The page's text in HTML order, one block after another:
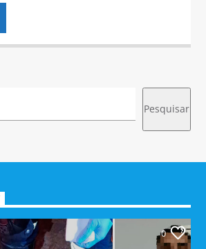
Pesquisar
0